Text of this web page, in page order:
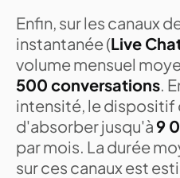
Enfin, sur les canaux
instantanée (Live
volume mensuel
500 conversations.
intensité, le dispositif
d'absorber jusqu'à9
par mois. La durée
sur ces canaux est